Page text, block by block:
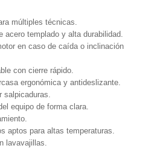
múltiples técnicas.
acero templado y alta durabilidad.
en caso de caída o inclinación
con cierre rápido.
ergonómica y antideslizante.
salpicaduras.
equipo de forma clara.
aptos para altas temperaturas.
lavavajillas.